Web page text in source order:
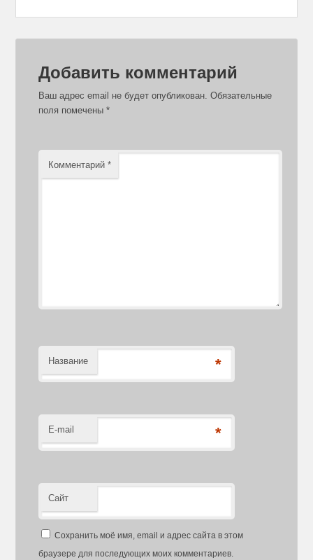
Добавить комментарий
Ваш адрес email не будет опубликован. Обязательные
поля помечены*
Комментарий*
Название *
E-mail *
Сайт
Сохранить моё имя, email и адрес сайта в этом
браузере для последующих моих комментариев.